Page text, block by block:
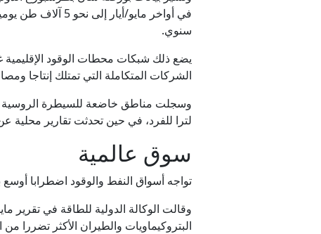
سنوي.
يضع ذلك شبكات محطات الوقود الإقليمية
الشركات المتكاملة التي تمتلك إنتاجا
لترا للفرد، في حين تحدثت تقارير
سوق عالمية
تواجه أسواق النفط والوقود اضطرابا
البتروكيماويات والطيران الأكثر تضررا